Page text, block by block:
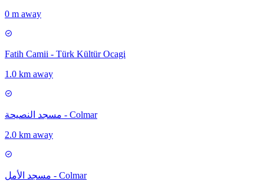
0 m away
Fatih Camii - Türk Kültür Ocagi
1.0 km away
مسجد النصيحة - Colmar
2.0 km away
مسجد الأمل - Colmar